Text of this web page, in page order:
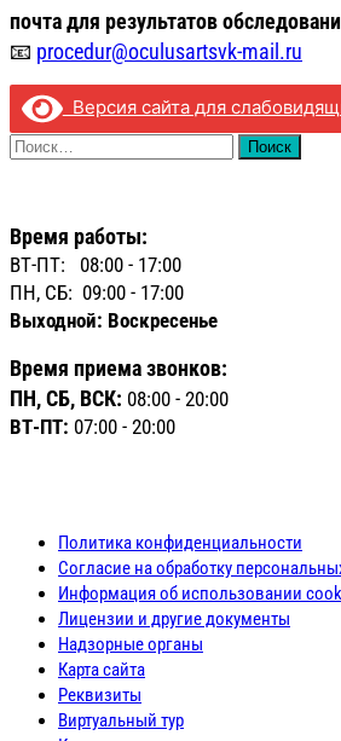
почта для результатов
📧 procedur@oculusartsvk-mail.ru
Версия сайта для
Найти:
Время работы:
ВТ-ПТ: 08:00 - 17:00
ПН, СБ: 09:00 - 17:00
Выходной: Воскресенье
Время приема звонков:
ПН, СБ, ВСК: 08:00 - 20:00
ВТ-ПТ: 07:00 - 20:00
Политика конфиденциальности
Согласие на обработку
Информация об использовании
Лицензии и другие документы
Надзорные органы
Карта сайта
Реквизиты
Виртуальный тур